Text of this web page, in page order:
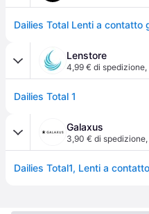
Lenstore
4,99 € di spedizione,
Dailies Total 1
Galaxus
3,90 € di spedizione,